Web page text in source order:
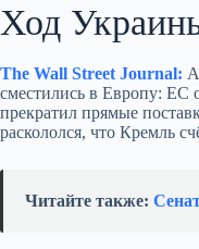
Ход
The Wall Street Journal:
сместились в Европу: ЕС
прекратил прямые
раскололся, что Кремль
Читайте также: